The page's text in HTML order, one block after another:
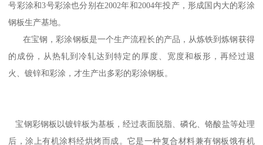
号彩涂和3号彩涂也分别在2002年和2004年投产，形成国内大的彩涂
钢板生产基地。
在宝钢，彩涂钢板是一个生产流程长的产品，从炼铁到炼钢获得
的成份，从热轧到冷轧达到特定的厚度、宽度和板形，再经过退
火、镀锌和彩涂，才生产出多彩的彩涂钢板。
宝钢彩钢板以镀锌板为基板，经过表面脱脂、磷化、铬酸盐等处理
后，涂上有机涂料经烘烤而成。它是一种复合材料兼有钢板饿有机